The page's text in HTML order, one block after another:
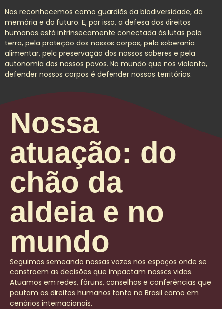
Nos reconhecemos como guardiãs da biodiversidade, da
memória e do futuro. E, por isso, a defesa dos direitos
humanos está intrinsecamente conectada às lutas pela
terra, pela proteção dos nossos corpos, pela soberania
alimentar, pela preservação dos nossos saberes e pela
autonomia dos nossos povos. No mundo que nos violenta,
defender nossos corpos é defender nossos territórios.
Nossa
atuação: do
chão da
aldeia e no
mundo
Seguimos semeando nossas vozes nos espaços onde se
constroem as decisões que impactam nossas vidas.
Atuamos em redes, fóruns, conselhos e conferências que
pautam os direitos humanos tanto no Brasil como em
cenários internacionais.